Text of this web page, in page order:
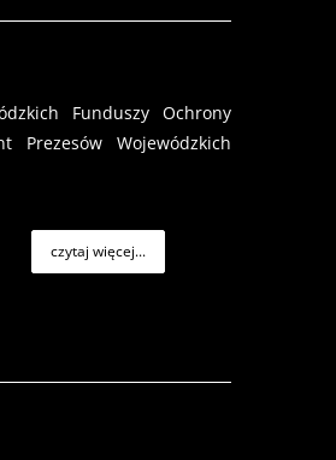
Funduszy Ochrony
Prezesów Wojewódzkich
czytaj więcej...